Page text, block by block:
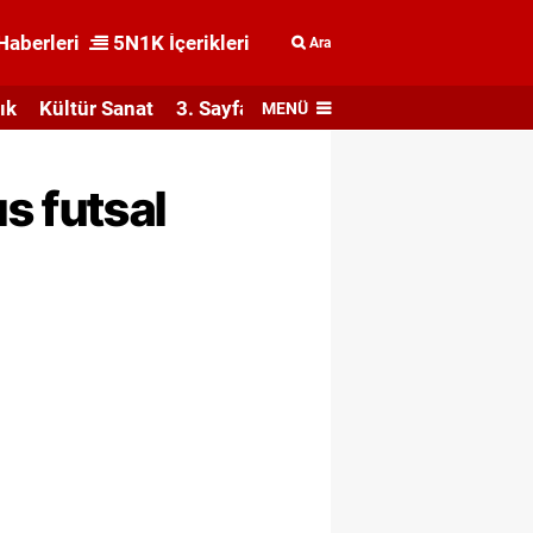
5N1K İçerikleri Ara
Kültür Sanat 3. Sayfa MENÜ
futsal